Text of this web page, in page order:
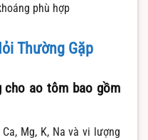
phù hợp
Thường Gặp
cho ao tôm bao gồm
Mg, K, Na và vi lượng